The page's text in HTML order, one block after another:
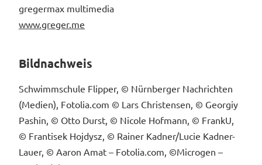
gregermax multimedia
www.greger.me
Bildnachweis
Schwimmschule Flipper, © Nürnberger Nachrichten
(Medien), Fotolia.com © Lars Christensen, © Georgiy
Pashin, © Otto Durst, © Nicole Hofmann, © FrankU,
© Frantisek Hojdysz, © Rainer Kadner/Lucie Kadner-
Lauer, © Aaron Amat – Fotolia.com, ©Microgen –